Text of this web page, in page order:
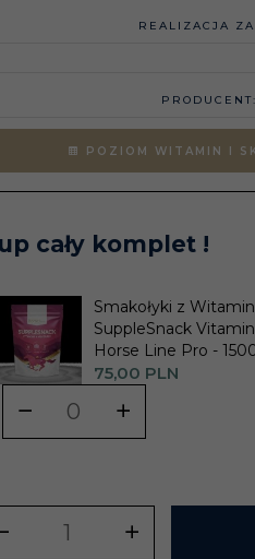
REALIZACJA
PRODUCENT:
POZIOM WITAMIN I
cały komplet !
Smakołyki z
SuppleSnack
Horse Line Pro -
75,00 PLN